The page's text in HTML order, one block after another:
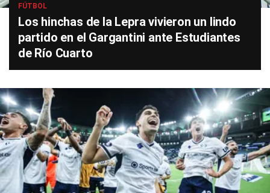
FÚTBOL
Los hinchas de la Lepra vivieron un lindo
partido en el Gargantini ante Estudiantes
de Río Cuarto